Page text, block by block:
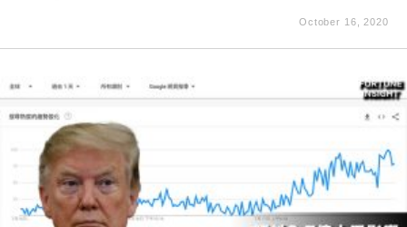
October 16, 2020